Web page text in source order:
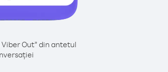
Out” din antetul